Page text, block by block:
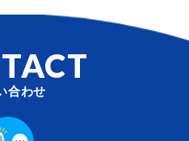
合わせ